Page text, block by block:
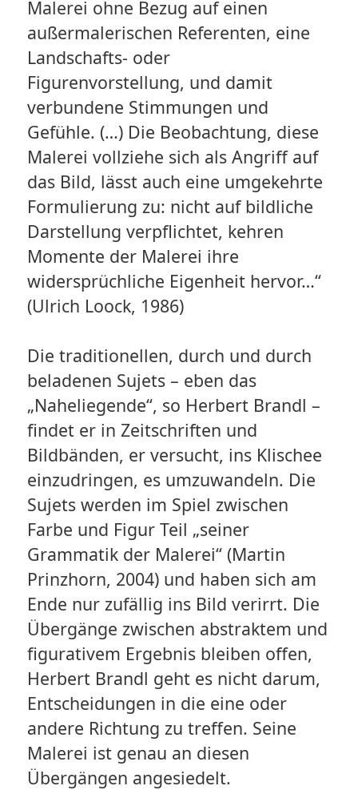
Malerei ohne Bezug auf einen
außermalerischen Referenten, eine
Landschafts- oder
Figurenvorstellung, und damit
verbundene Stimmungen und
Gefühle. (…) Die Beobachtung, diese
Malerei vollziehe sich als Angriff auf
das Bild, lässt auch eine umgekehrte
Formulierung zu: nicht auf bildliche
Darstellung verpflichtet, kehren
Momente der Malerei ihre
widersprüchliche Eigenheit hervor…“
(Ulrich Loock, 1986)
Die traditionellen, durch und durch
beladenen Sujets – eben das
„Naheliegende“, so Herbert Brandl –
findet er in Zeitschriften und
Bildbänden, er versucht, ins Klischee
einzudringen, es umzuwandeln. Die
Sujets werden im Spiel zwischen
Farbe und Figur Teil „seiner
Grammatik der Malerei“ (Martin
Prinzhorn, 2004) und haben sich am
Ende nur zufällig ins Bild verirrt. Die
Übergänge zwischen abstraktem und
figurativem Ergebnis bleiben offen,
Herbert Brandl geht es nicht darum,
Entscheidungen in die eine oder
andere Richtung zu treffen. Seine
Malerei ist genau an diesen
Übergängen angesiedelt.